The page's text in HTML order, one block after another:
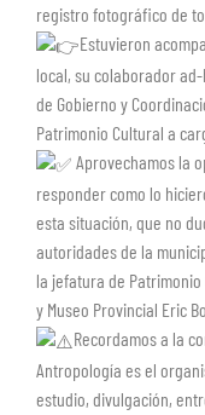
registro fotográfico de
Estuvieron
local, su colaborador
de Gobierno y
Patrimonio Cultural a
Aprovechamos la
responder como lo
esta situación, que no
autoridades de la
la jefatura de
y Museo Provincial Eric
Recordamos a la
Antropología es el
estudio, divulgación,